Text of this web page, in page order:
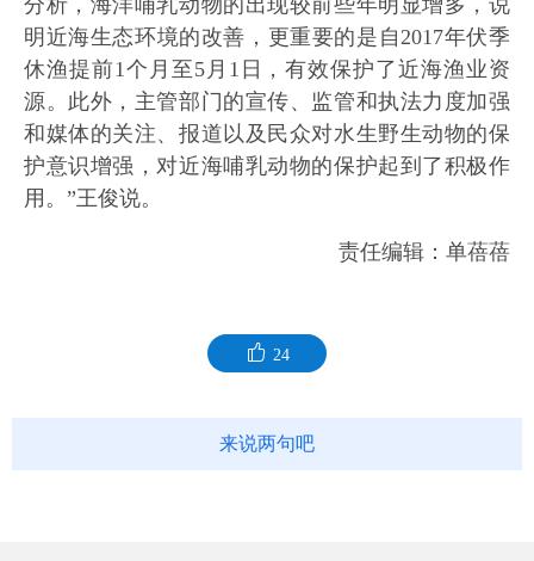
明近海生态环境的改善，更重要的是自2017年伏季
休渔提前1个月至5月1日，有效保护了近海渔业资
源。此外，主管部门的宣传、监管和执法力度加强
和媒体的关注、报道以及民众对水生野生动物的保
护意识增强，对近海哺乳动物的保护起到了积极作
用。”王俊说。
责任编辑：单蓓蓓
24
来说两句吧